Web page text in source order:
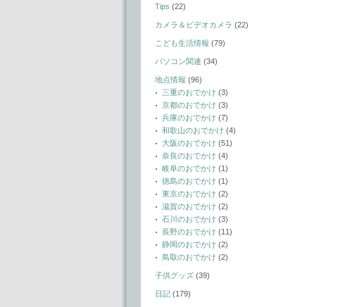
Tips (22)
カメラ＆ビデオカメラ (22)
こども生活情報 (79)
パソコン関連 (34)
地点情報 (96)
三重のおでかけ (3)
京都のおでかけ (3)
兵庫のおでかけ (7)
和歌山のおでかけ (4)
大阪のおでかけ (51)
奈良のおでかけ (4)
岐阜のおでかけ (1)
徳島のおでかけ (1)
東京のおでかけ (2)
滋賀のおでかけ (2)
石川のおでかけ (3)
長野のおでかけ (11)
静岡のおでかけ (2)
鳥取のおでかけ (2)
子供グッズ (39)
日記 (179)